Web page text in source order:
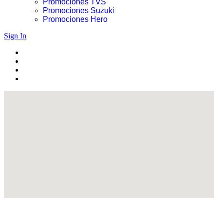
Promociones TVS
Promociones Suzuki
Promociones Hero
Sign In